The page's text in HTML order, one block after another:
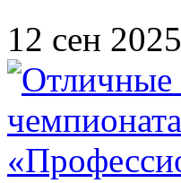
12 сен 2025